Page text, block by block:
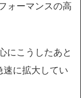
ォーマンスの高
にこうしたあと
に拡大してい